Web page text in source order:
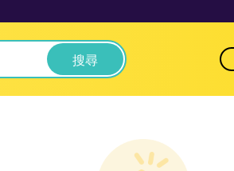
搜尋